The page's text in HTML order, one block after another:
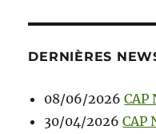
DERNIÈRES
08/06/2026 CAP
30/04/2026 CAP